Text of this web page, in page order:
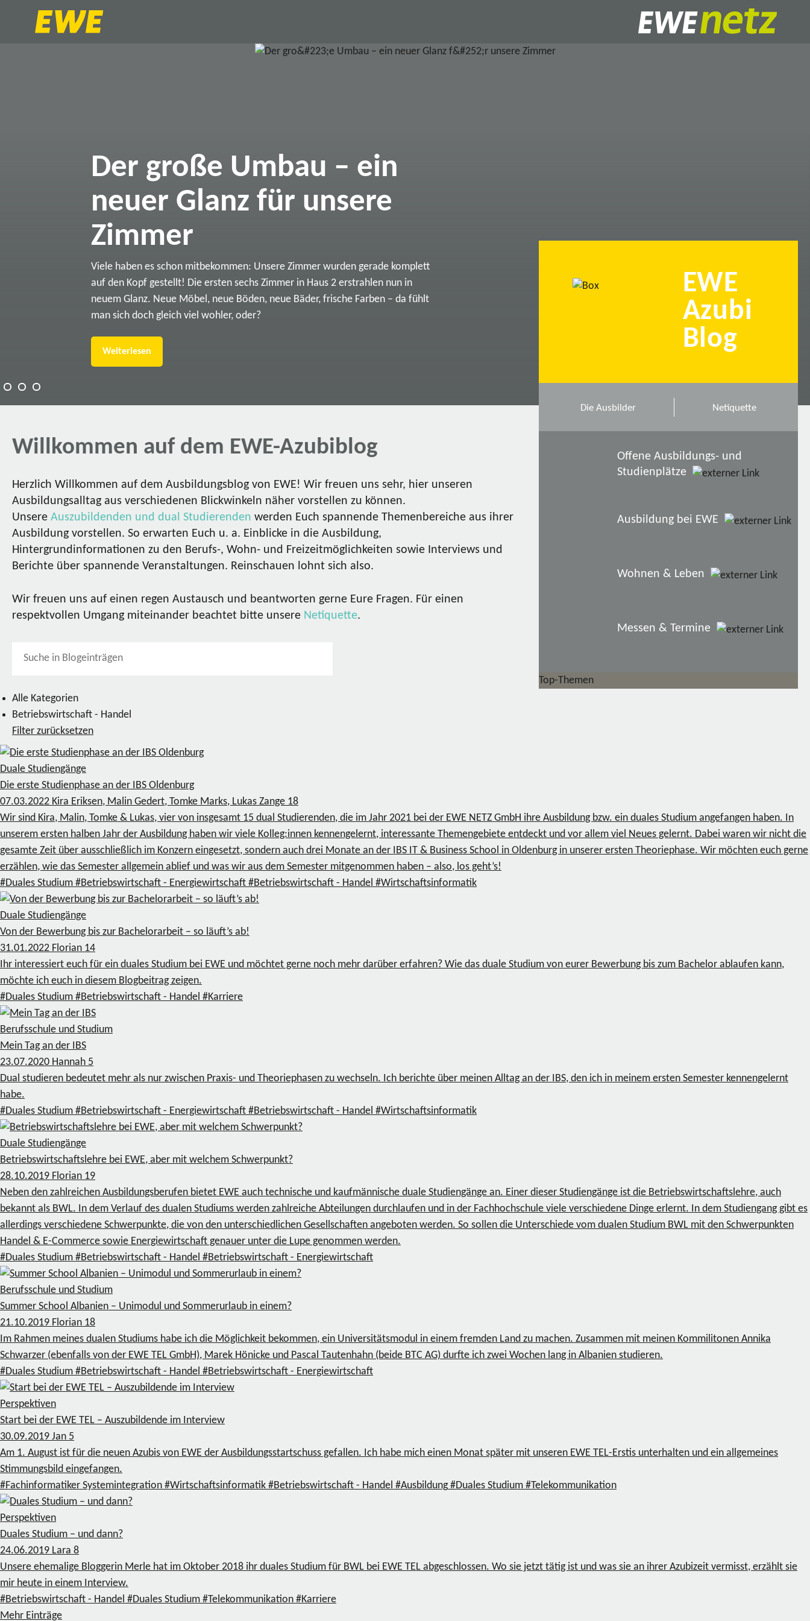
Der große Umbau – ein
neuer Glanz für unsere
Zimmer
Viele haben es schon mitbekommen: Unsere Zimmer wurden gerade komplett
auf den Kopf gestellt! Die ersten sechs Zimmer in Haus 2 erstrahlen nun in
neuem Glanz. Neue Möbel, neue Böden, neue Bäder, frische Farben – da fühlt
man sich doch gleich viel wohler, oder?
Weiterlesen
Willkommen auf dem EWE-Azubiblog
Herzlich Willkommen auf dem Ausbildungsblog von EWE! Wir freuen uns sehr, hier unseren
Ausbildungsalltag aus verschiedenen Blickwinkeln näher vorstellen zu können.
Unsere Auszubildenden und dual Studierenden werden Euch spannende Themenbereiche aus ihrer
Ausbildung vorstellen. So erwarten Euch u. a. Einblicke in die Ausbildung,
Hintergrundinformationen zu den Berufs-, Wohn- und Freizeitmöglichkeiten sowie Interviews und
Berichte über spannende Veranstaltungen. Reinschauen lohnt sich also.
Wir freuen uns auf einen regen Austausch und beantworten gerne Eure Fragen. Für einen
respektvollen Umgang miteinander beachtet bitte unsere Netiquette.
Alle Kategorien
Betriebswirtschaft - Handel
Filter zurücksetzen
EWE
Azubi
Blog
Die Ausbilder Netiquette
Offene Ausbildungs- und
Studienplätze
Ausbildung bei EWE
Wohnen & Leben
Messen & Termine
Top-Themen
Duale Studiengänge
Die erste Studienphase an der IBS Oldenburg
07.03.2022 Kira Eriksen, Malin Gedert, Tomke Marks, Lukas Zange 18
Wir sind Kira, Malin, Tomke & Lukas, vier von insgesamt 15 dual Studierenden, die im Jahr 2021 bei der EWE NETZ GmbH ihre Ausbildung bzw. ein duales Studium angefangen haben. In
unserem ersten halben Jahr der Ausbildung haben wir viele Kolleg:innen kennengelernt, interessante Themengebiete entdeckt und vor allem viel Neues gelernt. Dabei waren wir nicht die
gesamte Zeit über ausschließlich im Konzern eingesetzt, sondern auch drei Monate an der IBS IT & Business School in Oldenburg in unserer ersten Theoriephase. Wir möchten euch gerne
erzählen, wie das Semester allgemein ablief und was wir aus dem Semester mitgenommen haben – also, los geht’s!
#Duales Studium #Betriebswirtschaft - Energiewirtschaft #Betriebswirtschaft - Handel #Wirtschaftsinformatik
Duale Studiengänge
Von der Bewerbung bis zur Bachelorarbeit – so läuft’s ab!
31.01.2022 Florian 14
Ihr interessiert euch für ein duales Studium bei EWE und möchtet gerne noch mehr darüber erfahren? Wie das duale Studium von eurer Bewerbung bis zum Bachelor ablaufen kann,
möchte ich euch in diesem Blogbeitrag zeigen.
#Duales Studium #Betriebswirtschaft - Handel #Karriere
Berufsschule und Studium
Mein Tag an der IBS
23.07.2020 Hannah 5
Dual studieren bedeutet mehr als nur zwischen Praxis- und Theoriephasen zu wechseln. Ich berichte über meinen Alltag an der IBS, den ich in meinem ersten Semester kennengelernt
habe.
#Duales Studium #Betriebswirtschaft - Energiewirtschaft #Betriebswirtschaft - Handel #Wirtschaftsinformatik
Duale Studiengänge
Betriebswirtschaftslehre bei EWE, aber mit welchem Schwerpunkt?
28.10.2019 Florian 19
Neben den zahlreichen Ausbildungsberufen bietet EWE auch technische und kaufmännische duale Studiengänge an. Einer dieser Studiengänge ist die Betriebswirtschaftslehre, auch
bekannt als BWL. In dem Verlauf des dualen Studiums werden zahlreiche Abteilungen durchlaufen und in der Fachhochschule viele verschiedene Dinge erlernt. In dem Studiengang gibt es
allerdings verschiedene Schwerpunkte, die von den unterschiedlichen Gesellschaften angeboten werden. So sollen die Unterschiede vom dualen Studium BWL mit den Schwerpunkten
Handel & E-Commerce sowie Energiewirtschaft genauer unter die Lupe genommen werden.
#Duales Studium #Betriebswirtschaft - Handel #Betriebswirtschaft - Energiewirtschaft
Berufsschule und Studium
Summer School Albanien – Unimodul und Sommerurlaub in einem?
21.10.2019 Florian 18
Im Rahmen meines dualen Studiums habe ich die Möglichkeit bekommen, ein Universitätsmodul in einem fremden Land zu machen. Zusammen mit meinen Kommilitonen Annika
Schwarzer (ebenfalls von der EWE TEL GmbH), Marek Hönicke und Pascal Tautenhahn (beide BTC AG) durfte ich zwei Wochen lang in Albanien studieren.
#Duales Studium #Betriebswirtschaft - Handel #Betriebswirtschaft - Energiewirtschaft
Perspektiven
Start bei der EWE TEL – Auszubildende im Interview
30.09.2019 Jan 5
Am 1. August ist für die neuen Azubis von EWE der Ausbildungsstartschuss gefallen. Ich habe mich einen Monat später mit unseren EWE TEL-Erstis unterhalten und ein allgemeines
Stimmungsbild eingefangen.
#Fachinformatiker Systemintegration #Wirtschaftsinformatik #Betriebswirtschaft - Handel #Ausbildung #Duales Studium #Telekommunikation
Perspektiven
Duales Studium – und dann?
24.06.2019 Lara 8
Unsere ehemalige Bloggerin Merle hat im Oktober 2018 ihr duales Studium für BWL bei EWE TEL abgeschlossen. Wo sie jetzt tätig ist und was sie an ihrer Azubizeit vermisst, erzählt sie
mir heute in einem Interview.
#Betriebswirtschaft - Handel #Duales Studium #Telekommunikation #Karriere
Mehr Einträge